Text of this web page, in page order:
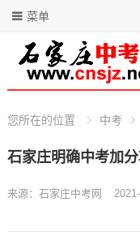
菜单
您所在的位置 中考
石家庄明确中考加分
来源： 石家庄中考网